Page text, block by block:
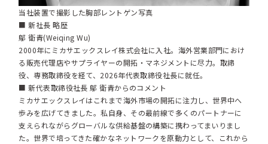
当社装置で撮影した胸部レントゲン写真
■ 新社長 略歴
鄔 衛青(Weiqing Wu)
2000年にミカサエックスレイ株式会社に入社。海外営業部門におけ
る販売代理店やサプライヤーの開拓・マネジメントに尽力。取締
役、専務取締役を経て、2026年代表取締役社長に就任。
■ 新代表取締役社長 鄔 衛青からのコメント
ミカサエックスレイはこれまで海外市場の開拓に注力し、世界中へ
歩みを広げてきました。私自身、その最前線で多くのパートナーに
支えられながらグローバルな供給基盤の構築に携わってまいりまし
た。世界で培ってきた確かなネットワークを原動力として、これから